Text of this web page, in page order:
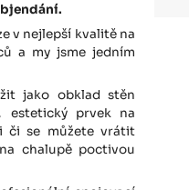
v nejlepší kvalitě na
a my jsme jedním
jako obklad stěn
estetický prvek na
či se můžete vrátit
chalupě poctivou